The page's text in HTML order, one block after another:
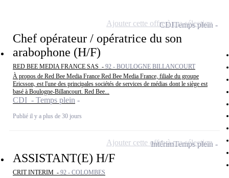
Chef opérateur / opératrice du son
arabophone (H/F)
RED BEE MEDIA FRANCE SAS - 92 - BOULOGNE BILLANCOURT
À propos de Red Bee Media France Red Bee Media France, filiale du groupe
Ericsson, est l'une des principales sociétés de services de médias dont le siège est
basé à Boulogne-Billancourt. Red Bee...
CDI - Temps plein
Publié il y a plus de 30 jours
CDITemps plein
Ajouter cette offre à ma sélection
ASSISTANT(E) H/F
CRIT INTERIM - 92 - COLOMBES
IntérimTemps plein
Ajouter cette offre à ma sélection